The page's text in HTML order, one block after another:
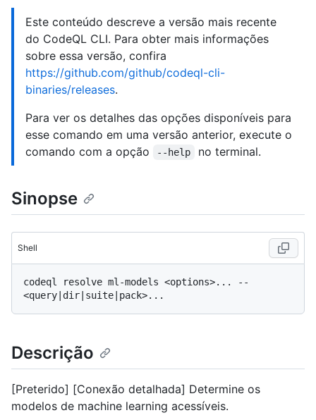
Este conteúdo descreve a versão mais recente
do CodeQL CLI. Para obter mais informações
sobre essa versão, confira
https://github.com/github/codeql-cli-
binaries/releases.
Para ver os detalhes das opções disponíveis para
esse comando em uma versão anterior, execute o
comando com a opção
--help no terminal.
Sinopse
Shell
codeql resolve ml-models <options>... --
Descrição
[Preterido] [Conexão detalhada] Determine os
modelos de machine learning acessíveis.